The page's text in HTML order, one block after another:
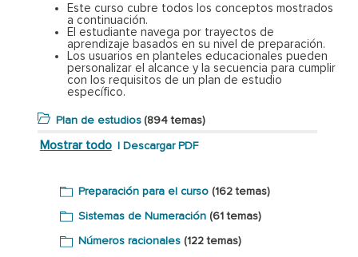
Este curso cubre todos los conceptos mostrados
a continuación.
El estudiante navega por trayectos de
aprendizaje basados en su nivel de preparación.
Los usuarios en planteles educacionales pueden
personalizar el alcance y la secuencia para cumplir
con los requisitos de un plan de estudio
específico.
Plan de estudios (894 temas)
Mostrar todo | Descargar PDF
Preparación para el curso (162 temas)
Sistemas de Numeración (61 temas)
Números racionales (122 temas)